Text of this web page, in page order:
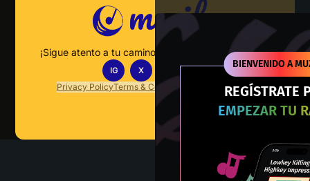
BIENVENIDO A
REGÍSTRATE
EMPEZAR TU
¡Sigue atento a tu camino hacia el dominio musical!
IG X
Privacy PolicyTerms & Conditions Contact Us